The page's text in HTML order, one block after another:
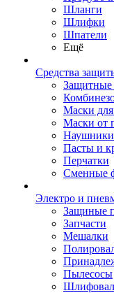
Шланги
Шлифки
Шпатели
Ещё
Средства
Защитные
Маски для
Маски от
Наушники
Пасты и
Перчатки
Сменные
Электро и
Защиные
Запчасти
Мешалки
Пылесосы